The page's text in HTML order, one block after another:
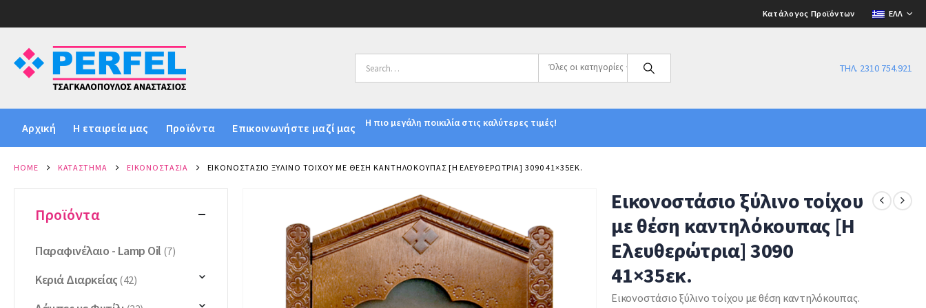
Κατάλογος Προϊόντων ΕΛΛ
Όλες οι κατηγορίες ΤΗΛ. 2310 754.921
Αρχική Η εταιρεία μας Προϊόντα Επικοινωνήστε μαζί μας Η πιο μεγάλη ποικιλία στις καλύτερες τιμές!
HOME ΚΑΤΆΣΤΗΜΑ ΕΙΚΟΝΟΣΤΆΣΙΑ ΕΙΚΟΝΟΣΤΆΣΙΟ ΞΎΛΙΝΟ ΤΟΊΧΟΥ ΜΕ ΘΈΣΗ ΚΑΝΤΗΛΌΚΟΥΠΑΣ [Η ΕΛΕΥΘΕΡΏΤΡΙΑ] 3090 41×35ΕΚ.
Εικονοστάσιο ξύλινο τοίχου
με θέση καντηλόκουπας [Η
Ελευθερώτρια] 3090
41×35εκ.
Εικονοστάσιο ξύλινο τοίχου με θέση καντηλόκουπας.
Προϊόντα
Παραφινέλαιο - Lamp Oil (7)
Κεριά Διαρκείας (42)